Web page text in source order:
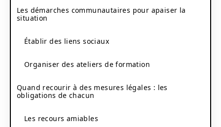
Les démarches communautaires pour apaiser la
situation
Établir des liens sociaux
Organiser des ateliers de formation
Quand recourir à des mesures légales : les
obligations de chacun
Les recours amiables